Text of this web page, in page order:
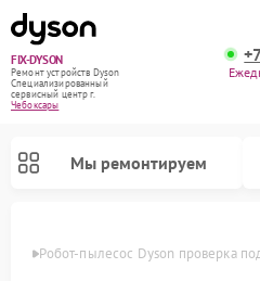
FIX-DYSON
Ремонт устройств Dyson
Специализированный
cервисный центр г.
Чебоксары
Мы ремонтируем
Робот-пылесос Dyson проверка